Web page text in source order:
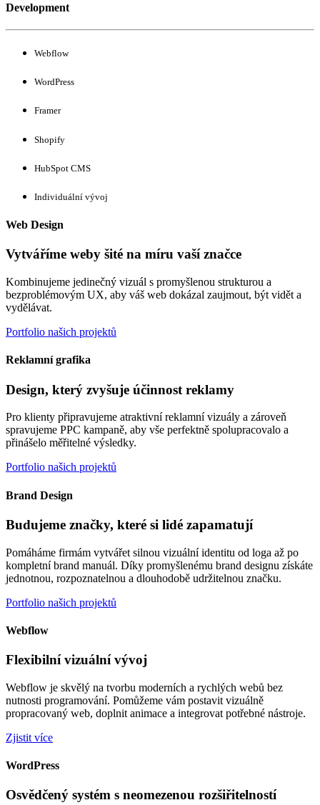
Development
Webflow
WordPress
Framer
Shopify
HubSpot CMS
Individuální vývoj
Web Design
Vytváříme weby šité na míru vaší značce
Kombinujeme jedinečný vizuál s promyšlenou strukturou a
bezproblémovým UX, aby váš web dokázal zaujmout, být vidět a
vydělávat.
Portfolio našich projektů
Reklamní grafika
Design, který zvyšuje účinnost reklamy
Pro klienty připravujeme atraktivní reklamní vizuály a zároveň
spravujeme PPC kampaně, aby vše perfektně spolupracovalo a
přinášelo měřitelné výsledky.
Portfolio našich projektů
Brand Design
Budujeme značky, které si lidé zapamatují
Pomáháme firmám vytvářet silnou vizuální identitu od loga až po
kompletní brand manuál. Díky promyšlenému brand designu získáte
jednotnou, rozpoznatelnou a dlouhodobě udržitelnou značku.
Portfolio našich projektů
Webflow
Flexibilní vizuální vývoj
Webflow je skvělý na tvorbu moderních a rychlých webů bez
nutnosti programování. Pomůžeme vám postavit vizuálně
propracovaný web, doplnit animace a integrovat potřebné nástroje.
Zjistit více
WordPress
Osvědčený systém s neomezenou rozšiřitelností